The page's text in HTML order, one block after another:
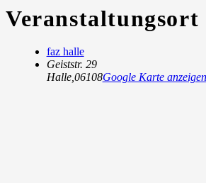
Veranstaltungsort
faz halle
Geiststr. 29
Halle, 06108Google Karte anzeigen